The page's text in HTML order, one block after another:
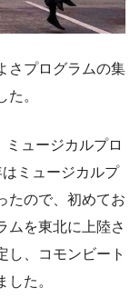
さプログラムの集
。
ュージカルプロ
ミュージカルプ
たので、初めてお
ムを東北に上陸さ
し、コモンビート
た。